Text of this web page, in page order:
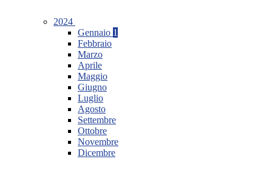
2024
Gennaio 1
Febbraio
Marzo
Aprile
Maggio
Giugno
Luglio
Agosto
Settembre
Ottobre
Novembre
Dicembre